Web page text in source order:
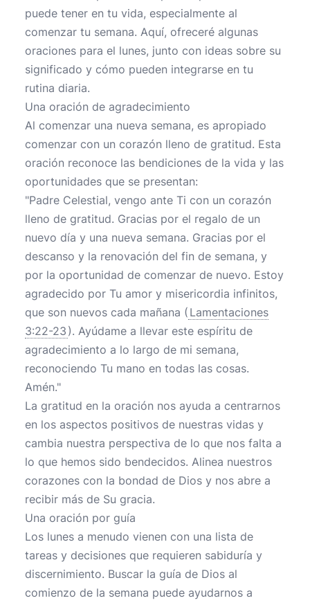
puede tener en tu vida, especialmente al
comenzar tu semana. Aquí, ofreceré algunas
oraciones para el lunes, junto con ideas sobre su
significado y cómo pueden integrarse en tu
rutina diaria.
Una oración de agradecimiento
Al comenzar una nueva semana, es apropiado
comenzar con un corazón lleno de gratitud. Esta
oración reconoce las bendiciones de la vida y las
oportunidades que se presentan:
"Padre Celestial, vengo ante Ti con un corazón
lleno de gratitud. Gracias por el regalo de un
nuevo día y una nueva semana. Gracias por el
descanso y la renovación del fin de semana, y
por la oportunidad de comenzar de nuevo. Estoy
agradecido por Tu amor y misericordia infinitos,
que son nuevos cada mañana ( Lamentaciones
3:22-23 ). Ayúdame a llevar este espíritu de
agradecimiento a lo largo de mi semana,
reconociendo Tu mano en todas las cosas.
Amén."
La gratitud en la oración nos ayuda a centrarnos
en los aspectos positivos de nuestras vidas y
cambia nuestra perspectiva de lo que nos falta a
lo que hemos sido bendecidos. Alinea nuestros
corazones con la bondad de Dios y nos abre a
recibir más de Su gracia.
Una oración por guía
Los lunes a menudo vienen con una lista de
tareas y decisiones que requieren sabiduría y
discernimiento. Buscar la guía de Dios al
comienzo de la semana puede ayudarnos a